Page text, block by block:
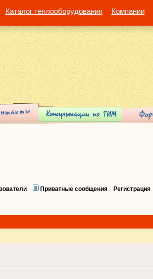
Каталог теплооборудования Компании
Приватные сообщения Регистрация